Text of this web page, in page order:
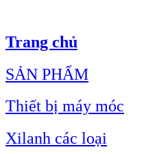
Trang chủ
SẢN PHẨM
Thiết bị máy móc
Xilanh các loại